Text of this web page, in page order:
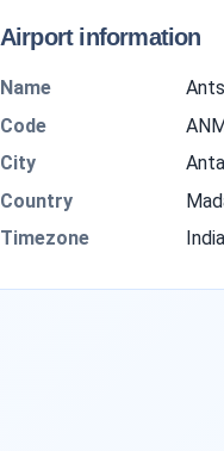
Airport information
Name
Code
City
Country
Timezone